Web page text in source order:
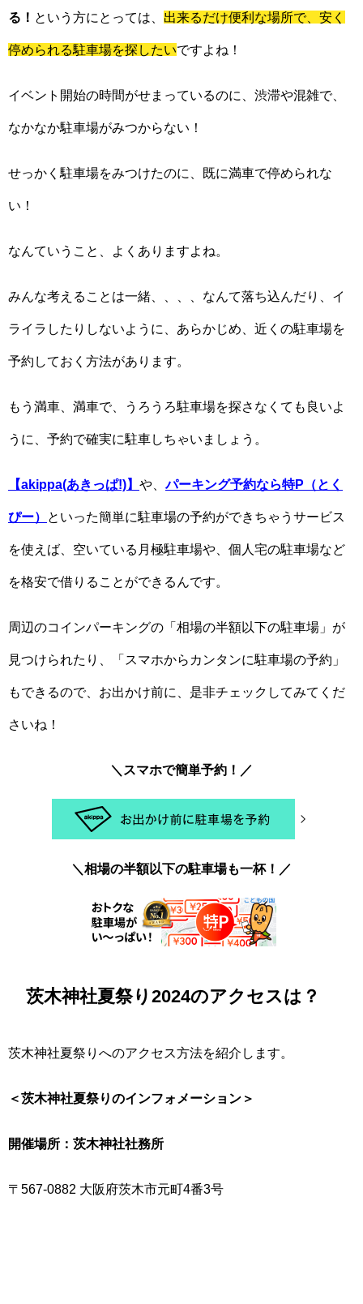
る！ という方にとっては、 出来るだけ便利な場所で、安く
停められる駐車場を探したいですよね！
イベント開始の時間がせまっているのに、渋滞や混雑で、
なかなか駐車場がみつからない！
せっかく駐車場をみつけたのに、既に満車で停められな
い！
なんていうこと、よくありますよね。
みんな考えることは一緒、、、、なんて落ち込んだり、イ
ライラしたりしないように、あらかじめ、近くの駐車場を
予約しておく方法があります。
もう満車、満車で、うろうろ駐車場を探さなくても良いよ
うに、予約で確実に駐車しちゃいましょう。
【akippa(あきっぱ!)】 や、 パーキング予約なら特P（とく
ぴー） といった簡単に駐車場の予約ができちゃうサービス
を使えば、空いている月極駐車場や、個人宅の駐車場など
を格安で借りることができるんです。
周辺のコインパーキングの「相場の半額以下の駐車場」が
見つけられたり、「スマホからカンタンに駐車場の予約」
もできるので、お出かけ前に、是非チェックしてみてくだ
さいね！
＼スマホで簡単予約！／
＼相場の半額以下の駐車場も一杯！／
茨木神社夏祭り2024のアクセスは？
茨木神社夏祭りへのアクセス方法を紹介します。
＜茨木神社夏祭りのインフォメーション＞
開催場所：茨木神社社務所
〒567-0882 大阪府茨木市元町4番3号